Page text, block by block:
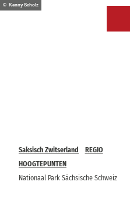
T© Kenny Scholz
Saksisch Zwitserland
REGIO
HOOGTEPUNTEN
Nationaal Park Sächsische Schweiz